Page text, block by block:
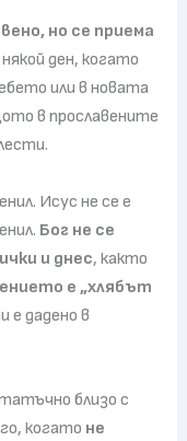
но се приема
ден, когато
или в новата
в прославените
Исус не се е
Бог не се
и днес, както
е „хлябът
е дадено в
близо с
когато не